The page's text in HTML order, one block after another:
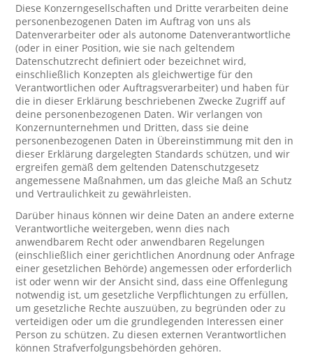
Diese Konzerngesellschaften und Dritte verarbeiten deine
personenbezogenen Daten im Auftrag von uns als
Datenverarbeiter oder als autonome Datenverantwortliche
(oder in einer Position, wie sie nach geltendem
Datenschutzrecht definiert oder bezeichnet wird,
einschließlich Konzepten als gleichwertige für den
Verantwortlichen oder Auftragsverarbeiter) und haben für
die in dieser Erklärung beschriebenen Zwecke Zugriff auf
deine personenbezogenen Daten. Wir verlangen von
Konzernunternehmen und Dritten, dass sie deine
personenbezogenen Daten in Übereinstimmung mit den in
dieser Erklärung dargelegten Standards schützen, und wir
ergreifen gemäß dem geltenden Datenschutzgesetz
angemessene Maßnahmen, um das gleiche Maß an Schutz
und Vertraulichkeit zu gewährleisten.
Darüber hinaus können wir deine Daten an andere externe
Verantwortliche weitergeben, wenn dies nach
anwendbarem Recht oder anwendbaren Regelungen
(einschließlich einer gerichtlichen Anordnung oder Anfrage
einer gesetzlichen Behörde) angemessen oder erforderlich
ist oder wenn wir der Ansicht sind, dass eine Offenlegung
notwendig ist, um gesetzliche Verpflichtungen zu erfüllen,
um gesetzliche Rechte auszuüben, zu begründen oder zu
verteidigen oder um die grundlegenden Interessen einer
Person zu schützen. Zu diesen externen Verantwortlichen
können Strafverfolgungsbehörden gehören.